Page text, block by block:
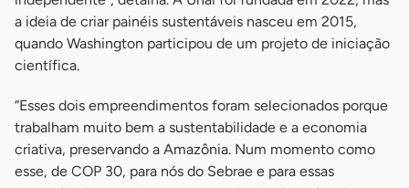
a ideia de criar painéis sustentáveis nasceu em 2015,
quando Washington participou de um projeto de iniciação
científica.
“Esses dois empreendimentos foram selecionados porque
trabalham muito bem a sustentabilidade e a economia
criativa, preservando a Amazônia. Num momento como
esse, de COP 30, para nós do Sebrae e para essas